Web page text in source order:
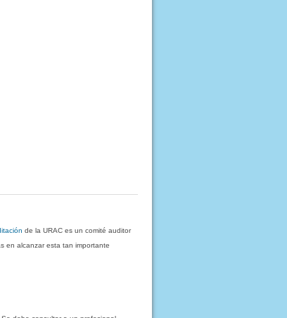
de la URAC es un comité auditor
en alcanzar esta tan importante